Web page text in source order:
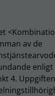
<
av de
enligt
4.